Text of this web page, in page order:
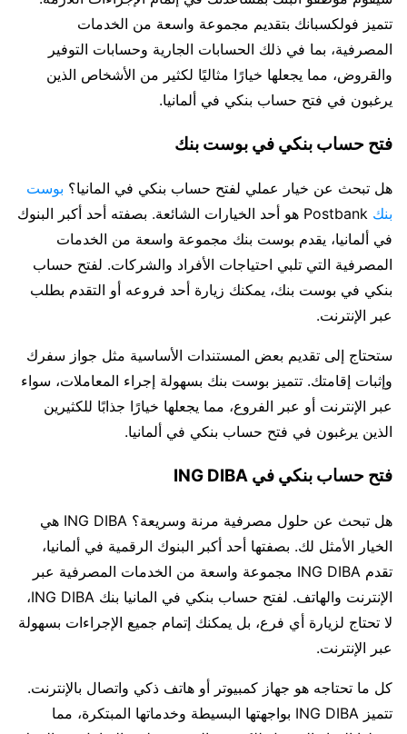
تتميز فولكسبانك بتقديم مجموعة واسعة من الخدمات
المصرفية، بما في ذلك الحسابات الجارية وحسابات التوفير
والقروض، مما يجعلها خيارًا مثاليًا لكثير من الأشخاص الذين
يرغبون في فتح حساب بنكي في ألمانيا.
فتح حساب بنكي في بوست بنك
هل تبحث عن خيار عملي لفتح حساب بنكي في المانيا؟ بوست
بنك
Postbank هو أحد الخيارات الشائعة. بصفته أحد أكبر البنوك
في ألمانيا، يقدم بوست بنك مجموعة واسعة من الخدمات
المصرفية التي تلبي احتياجات الأفراد والشركات. لفتح حساب
بنكي في بوست بنك، يمكنك زيارة أحد فروعه أو التقدم بطلب
عبر الإنترنت.
ستحتاج إلى تقديم بعض المستندات الأساسية مثل جواز سفرك
وإثبات إقامتك. تتميز بوست بنك بسهولة إجراء المعاملات، سواء
عبر الإنترنت أو عبر الفروع، مما يجعلها خيارًا جذابًا للكثيرين
الذين يرغبون في فتح حساب بنكي في ألمانيا.
فتح حساب بنكي في ING DIBA
هل تبحث عن حلول مصرفية مرنة وسريعة؟ ING DIBA هي
الخيار الأمثل لك. بصفتها أحد أكبر البنوك الرقمية في ألمانيا،
تقدم ING DIBA مجموعة واسعة من الخدمات المصرفية عبر
الإنترنت والهاتف. لفتح حساب بنكي في المانيا بنك ING DIBA،
لا تحتاج لزيارة أي فرع، بل يمكنك إتمام جميع الإجراءات بسهولة
عبر الإنترنت.
كل ما تحتاجه هو جهاز كمبيوتر أو هاتف ذكي واتصال بالإنترنت.
تتميز ING DIBA بواجهتها البسيطة وخدماتها المبتكرة، مما